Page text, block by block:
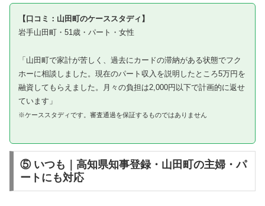
【口コミ：山田町のケーススタディ】
岩手山田町・51歳・パート・女性
「山田町で家計が苦しく、過去にカードの滞納がある状態でフク
ホーに相談しました。現在のパート収入を説明したところ5万円を
融資してもらえました。月々の負担は2,000円以下で計画的に返せ
ています」
※ケーススタディです。審査通過を保証するものではありません
⑤ いつも｜高知県知事登録・山田町の主婦・パ
ートにも対応